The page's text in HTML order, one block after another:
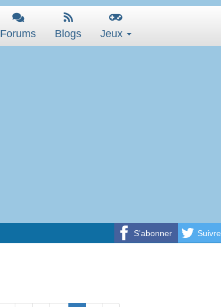
Forums Blogs Jeux
S'abonner Suivre